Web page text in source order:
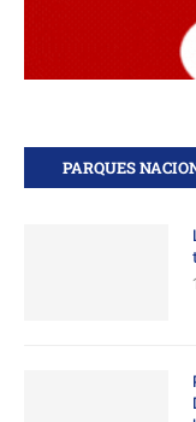
PARQUES